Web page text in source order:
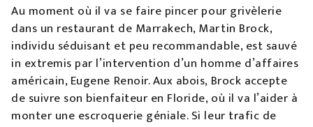
Au moment où il va se faire pincer pour grivèlerie
dans un restaurant de Marrakech, Martin Brock,
individu séduisant et peu recommandable, est sauvé
in extremis par l’intervention d’un homme d’affaires
américain, Eugene Renoir. Aux abois, Brock accepte
de suivre son bienfaiteur en Floride, où il va l’aider à
monter une escroquerie géniale. Si leur trafic de